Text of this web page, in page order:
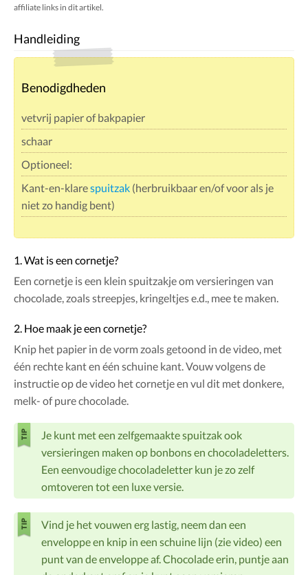
affiliate links in dit artikel.
Handleiding
Benodigdheden
vetvrij papier of bakpapier
schaar
Optioneel:
Kant-en-klarespuitzak (herbruikbaar en/of voor als je
niet zo handig bent)
1. Wat is een cornetje?
Een cornetje is een klein spuitzakje om versieringen van
chocolade, zoals streepjes, kringeltjes e.d., mee te maken.
2. Hoe maak je een cornetje?
Knip het papier in de vorm zoals getoond in de video, met
één rechte kant en één schuine kant. Vouw volgens de
instructie op de video het cornetje en vul dit met donkere,
melk- of pure chocolade.
Je kunt met een zelfgemaakte spuitzak ook
versieringen maken op bonbons en chocoladeletters.
Een eenvoudige chocoladeletter kun je zo zelf
omtoveren tot een luxe versie.
Vind je het vouwen erg lastig, neem dan een
enveloppe en knip in een schuine lijn (zie video) een
punt van de enveloppe af. Chocolade erin, puntje aan